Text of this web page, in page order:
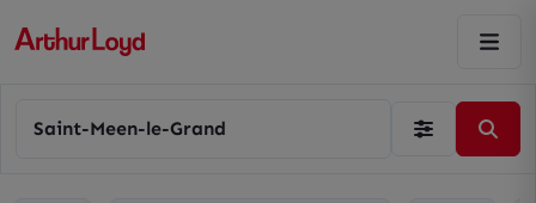
Saint-Meen-le-Grand